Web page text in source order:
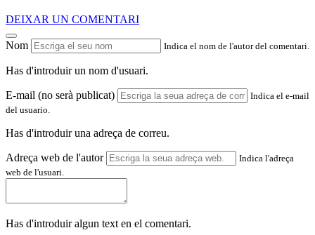
DEIXAR UN COMENTARI
Nom Indica el nom de l'autor del comentari.
Has d'introduir un nom d'usuari.
E-mail (no serà publicat)
Indica el e-mail
del usuario.
Has d'introduir una adreça de correu.
Adreça web de l'autor
Indica l'adreça
web de l'usuari.
Has d'introduir algun text en el comentari.